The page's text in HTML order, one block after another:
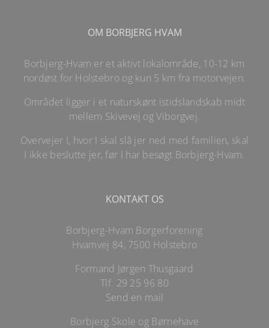
OM BORBJERG HVAM
Borbjerg-Hvam er et aktivt lokalområde, 10-12 km
nordøst for Holstebro og kun 5 km fra motorvejen.
Området ligger i et naturskønt istidslandskab midt
mellem Skivevej og Viborgvej.
Overvejer I, hvor I skal slå jer ned med familien, skal
I ikke beslutte jer, før I har besøgt Borbjerg-Hvam.
KONTAKT OS
Borbjerg-Hvam Borgerforening
Hvamvej 84, 7500 Holstebro
Formand Jørgen Thusgaard
Tlf. 29 25 96 80
Send en mail
Borbjerg Skole og Børnehave